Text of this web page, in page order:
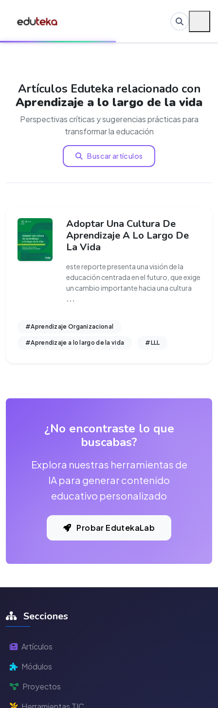
Artículos Eduteka relacionado con
Aprendizaje a lo largo de la vida
Perspectivas críticas y sugerencias prácticas para
transformar la educación
Buscar artículos
Adoptar Una Cultura De
Aprendizaje A Lo Largo De
La Vida
este reporte presenta una visión de la
educación centrada en el futuro, que exige
un cambio importante hacia una cultura
...
#Aprendizaje Organizacional
#Aprendizaje a lo largo de la vida #LLL
¿No encontraste lo que
buscabas?
Explora nuestras herramientas de
IA para generar contenido
educativo personalizado
Probar EdutekaLab
Secciones
Artículos
Módulos
Proyectos